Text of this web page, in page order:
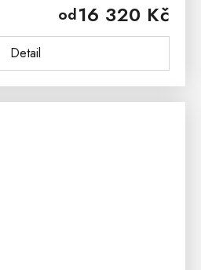
od16 320 Kč
Detail
šuplíková komoda BORA...